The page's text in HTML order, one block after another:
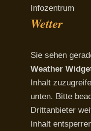
Infozentrum
Wetter
Sie sehen
Weather
Inhalt
unten. Bitte
Drittanbieter
Inhalt